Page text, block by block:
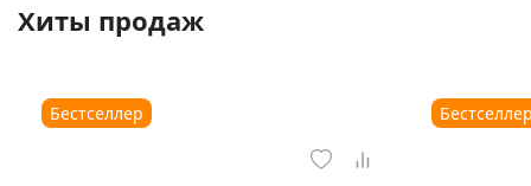
Хиты продаж
Бестселлер Бестселлер